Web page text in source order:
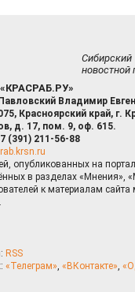
Сибирский
новостной
Владимир
Красноярский край, г.
д. 17, пом. 9, оф. 615.
(391) 211-56-88
опубликованных на
в разделах «Мнения»,
к материалам сайта
RSS
«Телеграм», «ВКонтакте»,